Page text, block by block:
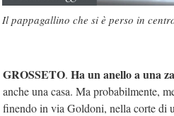
Il pappagallino che si è perso in
GROSSETO. Ha un anello a una
anche una casa. Ma probabilmente,
finendo in via Goldoni, nella corte di